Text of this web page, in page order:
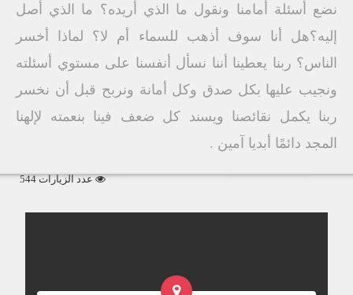
نضع أسئلة أمامنا ونقول ما الذي أريده؟ ما الذي أصل
إليه؟هل أنا سوف أذهب للسماء أم لا؟ لماذا أخسر
الناس؟ ربنا يعطينا أننا نسأل أنفسنا على مستوي أسئلته
ونجيب عليها بكل صدق وكل أمانة ونربح قبل أن نخسر
ربنا يكمل نقائصنا ويسند كل ضعف فينا بنعمته لإلهنا
المجد دائمًا أبديا آمين .
عدد الزيارات 544